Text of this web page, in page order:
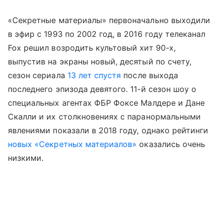
«Секретные материалы» первоначально выходили
в эфир с 1993 по 2002 год, в 2016 году телеканал
Fox решил возродить культовый хит 90-х,
выпустив на экраны новый, десятый по счету,
сезон сериала 13 лет спустя после выхода
последнего эпизода девятого. 11-й сезон шоу о
специальных агентах ФБР Фоксе Малдере и Дане
Скалли и их столкновениях с паранормальными
явлениями показали в 2018 году, однако рейтинги
новых «Секретных материалов» оказались очень
низкими.